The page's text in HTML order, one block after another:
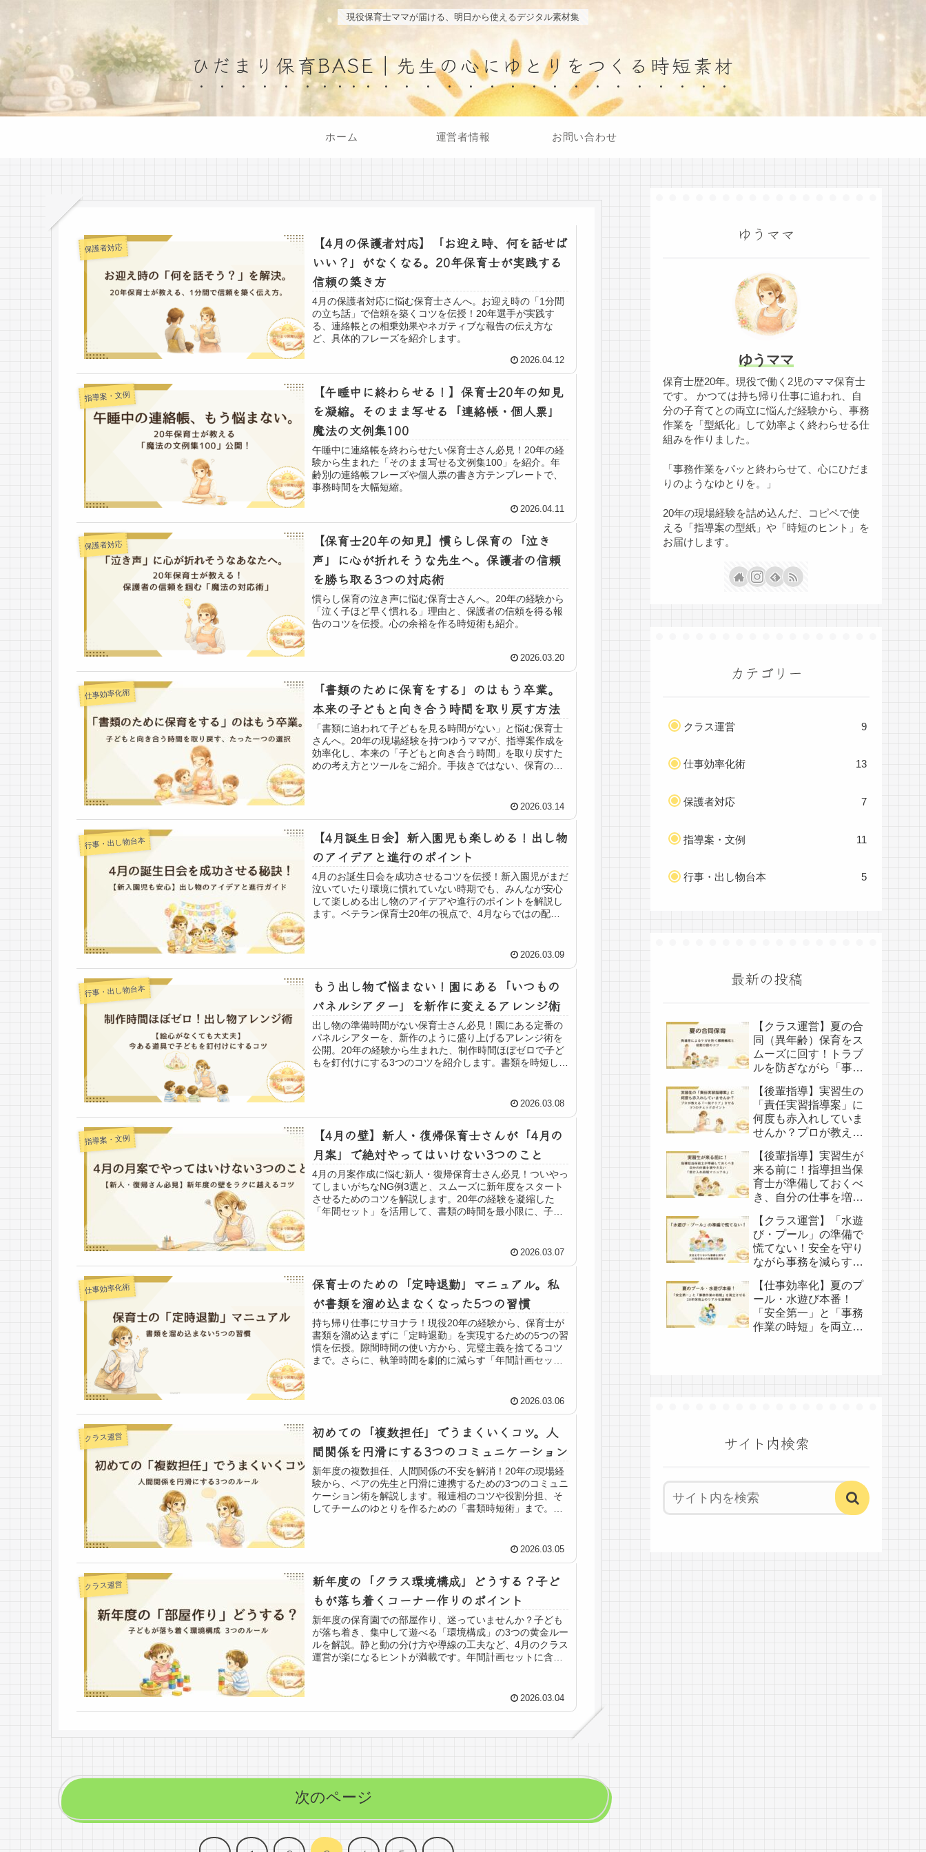
現役保育士ママが届ける、明日から使えるデジタル素材集
ひだまり保育BASE｜先生の心にゆとりをつくる時短素材
ホーム 運営者情報 お問い合わせ
保護者対応
【4月の保護者対応】「お迎え時、何を話せば
いい？」がなくなる。20年保育士が実践する
信頼の築き方
4月の保護者対応に悩む保育士さんへ。お迎え時の「1分間
の立ち話」で信頼を築くコツを伝授！20年選手が実践す
る、連絡帳との相乗効果やネガティブな報告の伝え方な
ど、具体的フレーズを紹介します。
2026.04.12
指導案・文例
【午睡中に終わらせる！】保育士20年の知見
を凝縮。そのまま写せる「連絡帳・個人票」
魔法の文例集100
午睡中に連絡帳を終わらせたい保育士さん必見！20年の経
験から生まれた「そのまま写せる文例集100」を紹介。年
齢別の連絡帳フレーズや個人票の書き方テンプレートで、
事務時間を大幅短縮。
2026.04.11
保護者対応
【保育士20年の知見】慣らし保育の「泣き
声」に心が折れそうな先生へ。保護者の信頼
を勝ち取る3つの対応術
慣らし保育の泣き声に悩む保育士さんへ。20年の経験から
「泣く子ほど早く慣れる」理由と、保護者の信頼を得る報
告のコツを伝授。心の余裕を作る時短術も紹介。
2026.03.20
仕事効率化術
「書類のために保育をする」のはもう卒業。
本来の子どもと向き合う時間を取り戻す方法
「書類に追われて子どもを見る時間がない」と悩む保育士
さんへ。20年の現場経験を持つゆうママが、指導案作成を
効率化し、本来の「子どもと向き合う時間」を取り戻すた
めの考え方とツールをご紹介。手抜きではない、保育の質
2026.03.14
行事・出し物台本
【4月誕生日会】新入園児も楽しめる！出し物
のアイデアと進行のポイント
4月のお誕生日会を成功させるコツを伝授！新入園児がまだ
泣いていたり環境に慣れていない時期でも、みんなが安心
して楽しめる出し物のアイデアや進行のポイントを解説し
ます。ベテラン保育士20年の視点で、4月ならではの配慮
2026.03.09
行事・出し物台本
もう出し物で悩まない！園にある「いつもの
パネルシアター」を新作に変えるアレンジ術
出し物の準備時間がない保育士さん必見！園にある定番の
パネルシアターを、新作のように盛り上げるアレンジ術を
公開。20年の経験から生まれた、制作時間ほぼゼロで子ど
もを釘付けにする3つのコツを紹介します。書類を時短し
2026.03.08
指導案・文例
【4月の壁】新人・復帰保育士さんが「4月の
月案」で絶対やってはいけない3つのこと
4月の月案作成に悩む新人・復帰保育士さん必見！ついやっ
てしまいがちなNG例3選と、スムーズに新年度をスタート
させるためのコツを解説します。20年の経験を凝縮した
「年間セット」を活用して、書類の時間を最小限に、子ど
2026.03.07
仕事効率化術
保育士のための「定時退勤」マニュアル。私
が書類を溜め込まなくなった5つの習慣
持ち帰り仕事にサヨナラ！現役20年の経験から、保育士が
書類を溜め込まずに「定時退勤」を実現するための5つの習
慣を伝授。隙間時間の使い方から、完璧主義を捨てるコツ
まで。さらに、執筆時間を劇的に減らす「年間計画セッ
2026.03.06
クラス運営
初めての「複数担任」でうまくいくコツ。人
間関係を円滑にする3つのコミュニケーション
新年度の複数担任、人間関係の不安を解消！20年の現場経
験から、ペアの先生と円滑に連携するための3つのコミュニ
ケーション術を解説します。報連相のコツや役割分担、そ
してチームのゆとりを作るための「書類時短術」まで。年
2026.03.05
クラス運営
新年度の「クラス環境構成」どうする？子ど
もが落ち着くコーナー作りのポイント
新年度の保育園での部屋作り、迷っていませんか？子ども
が落ち着き、集中して遊べる「環境構成」の3つの黄金ルー
ルを解説。静と動の分け方や導線の工夫など、4月のクラス
運営が楽になるヒントが満載です。年間計画セットに含ま
2026.03.04
次のページ
ゆうママ
ゆうママ
保育士歴20年。現役で働く2児のママ保育士
です。 かつては持ち帰り仕事に追われ、自
分の子育てとの両立に悩んだ経験から、事務
作業を「型紙化」して効率よく終わらせる仕
組みを作りました。
「事務作業をパッと終わらせて、心にひだま
りのようなゆとりを。」
20年の現場経験を詰め込んだ、コピペで使
える「指導案の型紙」や「時短のヒント」を
お届けします。
カテゴリー
クラス運営 9
仕事効率化術 13
保護者対応 7
指導案・文例 11
行事・出し物台本 5
最新の投稿
【クラス運営】夏の合
同（異年齢）保育をス
ムーズに回す！トラブ
ルを防ぎながら「事務
連携のコツ
【後輩指導】実習生の
「責任実習指導案」に
何度も赤入れしていま
せんか？プロが教える
3つのチェックポイン
ト
【後輩指導】実習生が
来る前に！指導担当保
育士が準備しておくべ
き、自分の仕事を増や
マニュアル」
【クラス運営】「水遊
び・プール」の準備で
慌てない！安全を守り
ながら事務を減らす、
り術
【仕事効率化】夏のプ
ール・水遊び本番！
「安全第一」と「事務
作業の時短」を両立さ
サイト内検索